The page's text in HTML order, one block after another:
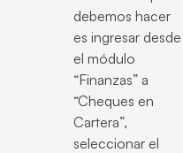
debemos hacer
es ingresar desde
el módulo
“Finanzas” a
“Cheques en
Cartera”,
seleccionar el